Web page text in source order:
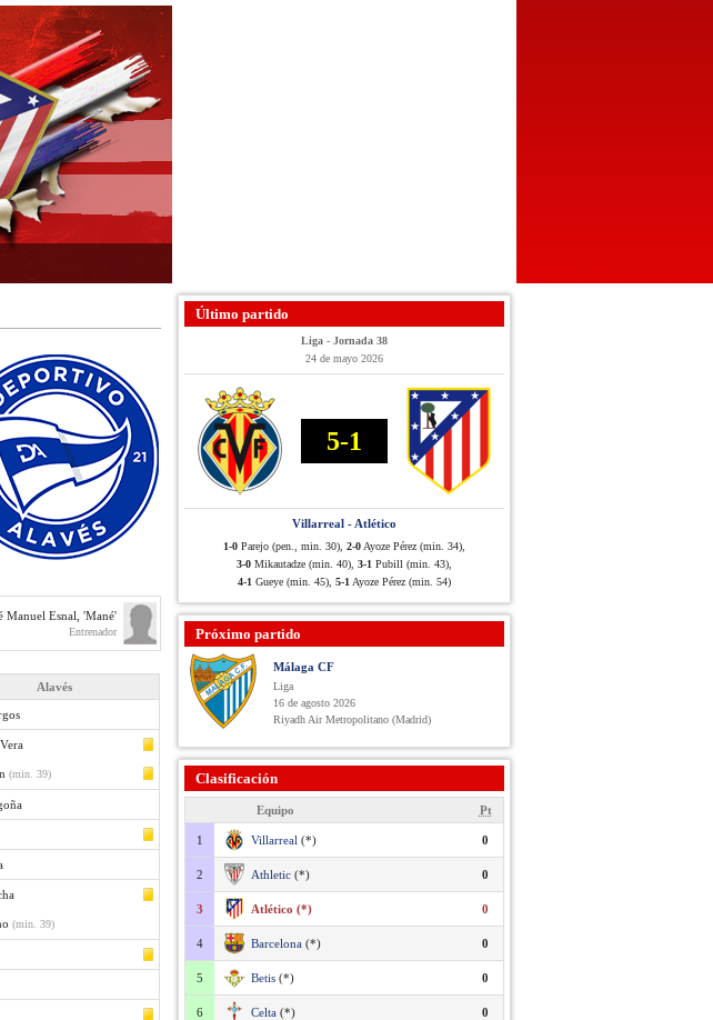
Manuel Esnal, 'Mané'
Entrenador
Alavés
(min. 39)
(min. 39)
Último partido
Liga - Jornada 38
24 de mayo 2026
5-1
Villarreal - Atlético
1-0 Parejo (pen., min. 30), 2-0 Ayoze Pérez (min. 34),
3-0 Mikautadze (min. 40), 3-1 Pubill (min. 43),
4-1 Gueye (min. 45), 5-1 Ayoze Pérez (min. 54)
Próximo partido
Málaga CF
Liga
16 de agosto 2026
Riyadh Air Metropolitano (Madrid)
Clasificación
Equipo Pt
1 Villarreal (*) 0
2 Athletic (*) 0
3 Atlético (*) 0
4 Barcelona (*) 0
5 Betis (*) 0
6 Celta (*) 0